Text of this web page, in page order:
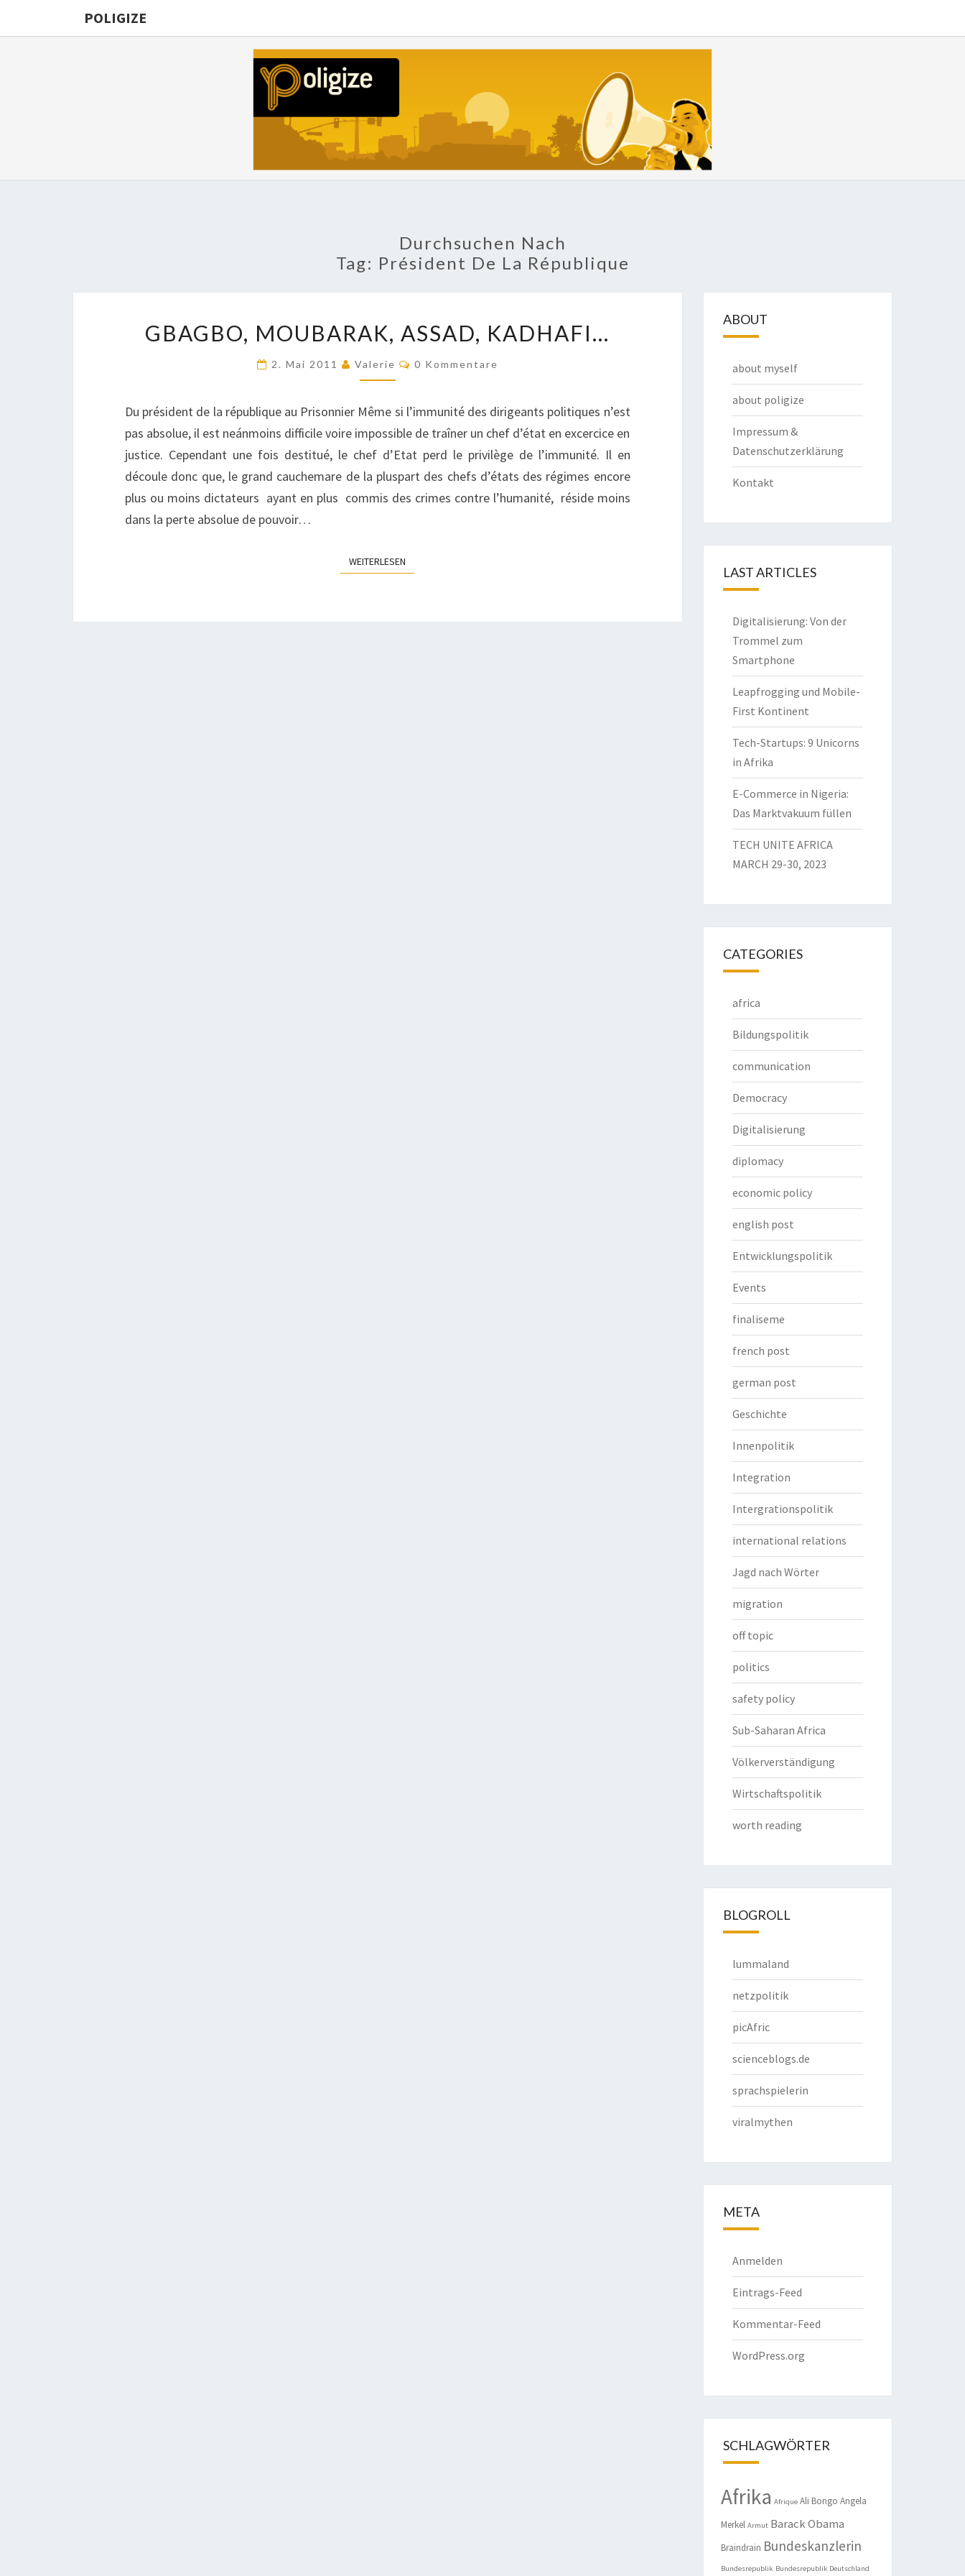
POLIGIZE
POLIGIZE
About
Economy,
Politics,
Diplomacy,
Durchsuchen Nach
Tag: Président De La République
MOUBARAK,
ASSAD,
KADHAFI…
GBAGBO, MOUBARAK, ASSAD, KADHAFI…
2. Mai 2011 Valerie Kommentare
0 Kommentare
Du président de la république au Prisonnier Même si l’immunité des dirigeants politiques n’est
pas absolue, il est neánmoins difficile voire impossible de traîner un chef d’état en excercice en
justice. Cependant une fois destitué, le chef d’Etat perd le privilège de l’immunité. Il en
découle donc que, le grand cauchemare de la pluspart des chefs d’états des régimes encore
plus ou moins dictateurs ayant en plus commis des crimes contre l’humanité, réside moins
dans la perte absolue de pouvoir…
WEITERLESEN
ABOUT
about myself
about poligize
Impressum &
Datenschutzerklärung
Kontakt
LAST ARTICLES
Digitalisierung: Von der
Trommel zum
Smartphone
Leapfrogging und Mobile-
First Kontinent
Tech-Startups: 9 Unicorns
in Afrika
E-Commerce in Nigeria:
Das Marktvakuum füllen
TECH UNITE AFRICA
MARCH 29-30, 2023
CATEGORIES
africa
Bildungspolitik
communication
Democracy
Digitalisierung
diplomacy
economic policy
english post
Entwicklungspolitik
Events
finaliseme
french post
german post
Geschichte
Innenpolitik
Integration
Intergrationspolitik
international relations
Jagd nach Wörter
migration
off topic
politics
safety policy
Sub-Saharan Africa
Völkerverständigung
Wirtschaftspolitik
worth reading
BLOGROLL
lummaland
netzpolitik
picAfric
scienceblogs.de
sprachspielerin
viralmythen
META
Anmelden
Eintrags-Feed
Kommentar-Feed
WordPress.org
SCHLAGWÖRTER
Afrika Afrique Ali Bongo Angela
Merkel Armut Barack Obama
Braindrain Bundeskanzlerin
Bundesrepublik Bundesrepublik Deutschland